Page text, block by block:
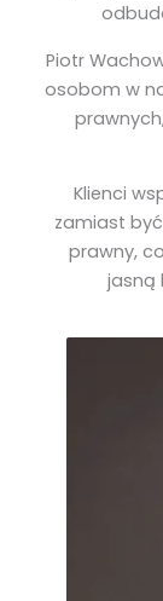
Piotr
osobom w
Klienci
zamiast
prawny,
jasną